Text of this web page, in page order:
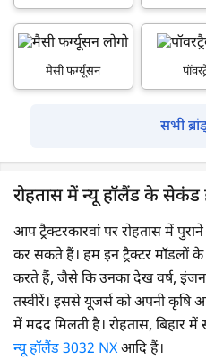
मैसी फर्ग्यूसन
सभी
रोहतास में न्यू हॉलैंड के सेकंड
आप ट्रैक्टरकारवां पर रोहतास में पुराने
कर सकते हैं। हम इन ट्रैक्टर मॉडलों के
करते हैं, जैसे कि उनका देख वर्ष, इंजन
तस्वीरें। इससे यूजर्स को अपनी
में मदद मिलती है। रोहतास, बिहार में
न्यू हॉलैंड 3032 NXआदि हैं।